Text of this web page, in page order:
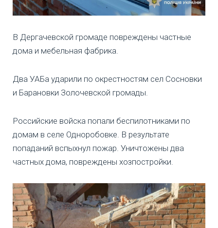
В Дергачевской громаде повреждены частные
дома и мебельная фабрика.
Два УАБа ударили по окрестностям сел Сосновки
и Барановки Золочевской громады.
Российские войска попали беспилотниками по
домам в селе Одноробовке. В результате
попаданий вспыхнул пожар. Уничтожены два
частных дома, повреждены хозпостройки.